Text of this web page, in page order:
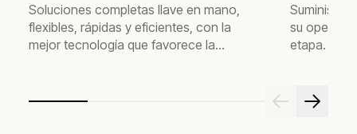
Soluciones completas llave en mano,
flexibles, rápidas y eficientes, con la
mejor tecnología que favorece la
Suministro
su
etapa.